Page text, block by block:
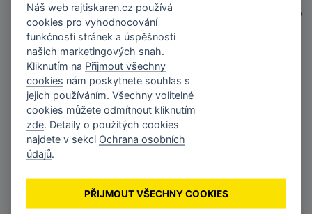
EAN 8595232100120
Podobné produkty
Náš web rajtiskaren.cz používá
cookies pro vyhodnocování
funkčnosti stránek a úspěšnosti
našich marketingových snah.
Kliknutím na Přijmout všechny
cookies nám poskytnete souhlas s
jejich používáním. Všechny volitelné
cookies můžete odmítnout kliknutím
zde . Detaily o použitých cookies
najdete v sekci Ochrana osobních
údajů
PŘIJMOUT VŠECHNY COOKIES